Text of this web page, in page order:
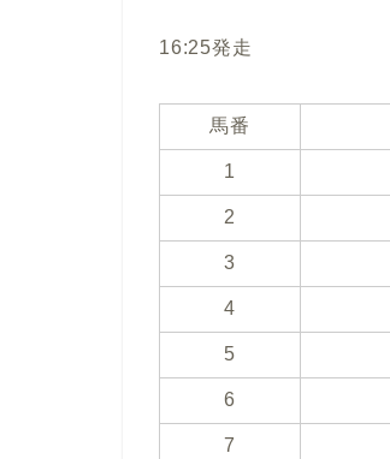
16:25発走
馬番
1
2
3
4
5
6
7